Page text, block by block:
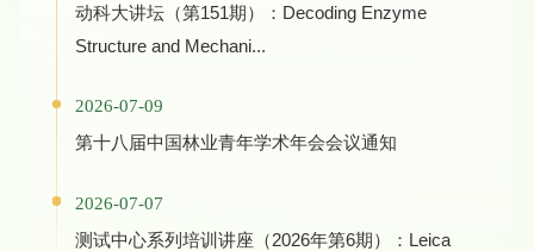
动科大讲坛（第151期）：Decoding Enzyme
Structure and Mechani...
2026-07-09
第十八届中国林业青年学术年会会议通知
2026-07-07
测试中心系列培训讲座（2026年第6期）：Leica